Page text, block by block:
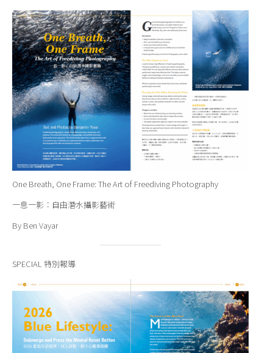
One Breath, One Frame: The Art of Freediving Photography
一息一影：自由潛水攝影藝術
By Ben Vayar
SPECIAL 特別報導